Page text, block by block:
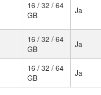
16 / 32 / 64
GB
Ja
16 / 32 / 64
GB
Ja
16 / 32 / 64
GB
Ja